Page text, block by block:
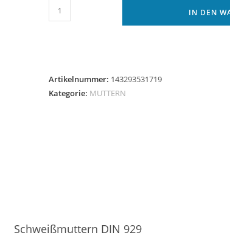
Schweißmutter
VA
Edelstahl
M3
IN DEN
Artikelnummer: 143293531719
Kategorie: MUTTERN
Schweißmuttern DIN 929